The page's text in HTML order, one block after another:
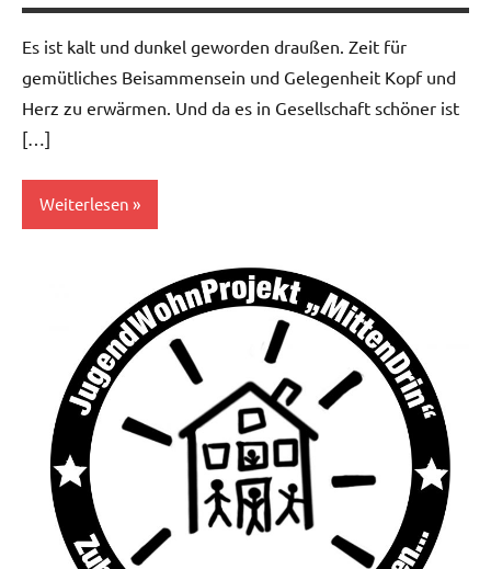
Es ist kalt und dunkel geworden draußen. Zeit für
gemütliches Beisammensein und Gelegenheit Kopf und
Herz zu erwärmen. Und da es in Gesellschaft schöner ist
[…]
Weiterlesen
Bildung&Kultur